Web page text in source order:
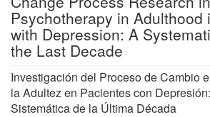
Psychotherapy in Adulthood
with Depression: A
the Last Decade
Investigación del Proceso de Cambio
la Adultez en Pacientes con
Sistemática de la Última Década